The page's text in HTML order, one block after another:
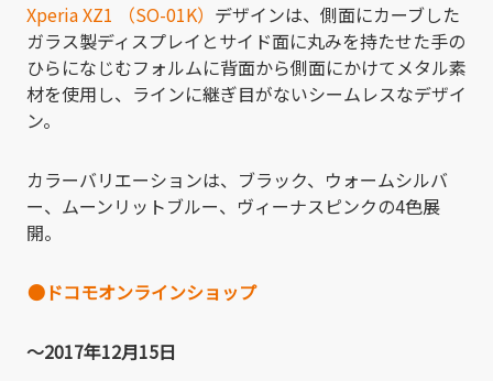
Xperia XZ1 （SO-01K） デザインは、側面にカーブした
ガラス製ディスプレイとサイド面に丸みを持たせた手の
ひらになじむフォルムに背面から側面にかけてメタル素
材を使用し、ラインに継ぎ目がないシームレスなデザイ
ン。
カラーバリエーションは、ブラック、ウォームシルバ
ー、ムーンリットブルー、ヴィーナスピンクの4色展
開。
●ドコモオンラインショップ
～2017年12月15日